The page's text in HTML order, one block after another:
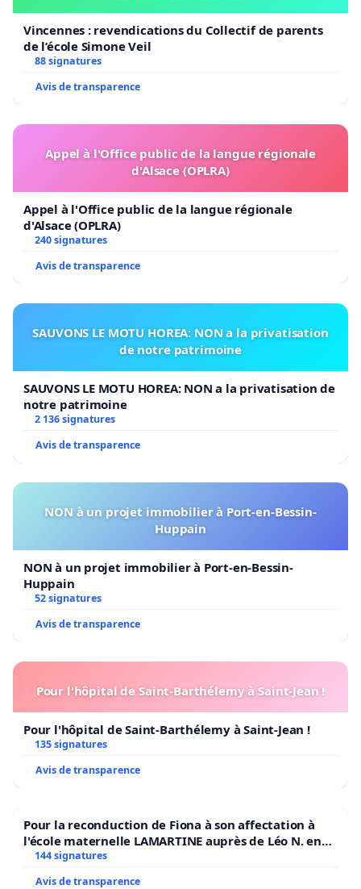
Vincennes : revendications du Collectif de parents
de l’école Simone Veil
88 signatures
Avis de transparence
Appel à l'Office public de la langue régionale
d'Alsace (OPLRA)
Appel à l'Office public de la langue régionale
d'Alsace (OPLRA)
240 signatures
Avis de transparence
SAUVONS LE MOTU HOREA: NON a la privatisation
de notre patrimoine
SAUVONS LE MOTU HOREA: NON a la privatisation de
notre patrimoine
2 136 signatures
Avis de transparence
NON à un projet immobilier à Port-en-Bessin-
Huppain
NON à un projet immobilier à Port-en-Bessin-
Huppain
52 signatures
Avis de transparence
Pour l'hôpital de Saint-Barthélemy à Saint-Jean !
Pour l'hôpital de Saint-Barthélemy à Saint-Jean !
135 signatures
Avis de transparence
Pour la reconduction de Fiona à son affectation à
l'école maternelle LAMARTINE auprès de Léo N. en
2026/2027
144 signatures
Avis de transparence